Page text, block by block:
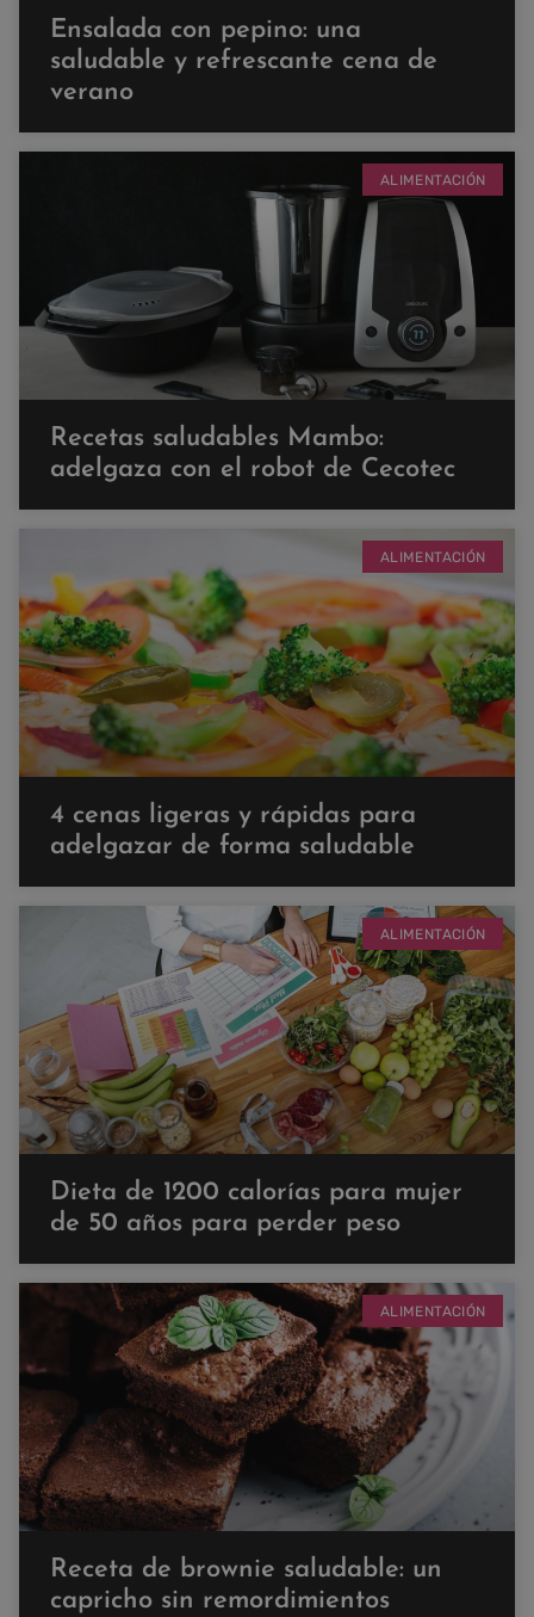
Ensalada con pepino: una
saludable y refrescante cena de
verano
ALIMENTACIÓN
Recetas saludables Mambo:
adelgaza con el robot de Cecotec
ALIMENTACIÓN
4 cenas ligeras y rápidas para
adelgazar de forma saludable
ALIMENTACIÓN
Dieta de 1200 calorías para mujer
de 50 años para perder peso
ALIMENTACIÓN
Receta de brownie saludable: un
capricho sin remordimientos